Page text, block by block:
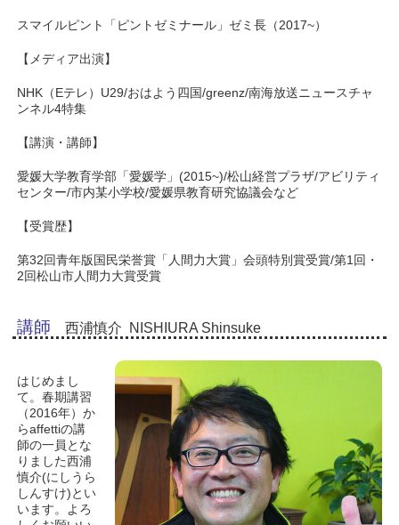
スマイルピント「ピントゼミナール」ゼミ長（2017~）
【メディア出演】
NHK（Eテレ）U29/おはよう四国/greenz/南海放送ニュースチャ
ンネル4特集
【講演・講師】
愛媛大学教育学部「愛媛学」(2015~)/松山経営プラザ/アビリティ
センター/市内某小学校/愛媛県教育研究協議会など
【受賞歴】
第32回青年版国民栄誉賞「人間力大賞」会頭特別賞受賞/第1回・
2回松山市人間力大賞受賞
講師 西浦慎介 NISHIURA Shinsuke
はじめまし
て。春期講習
（2016年）か
らaffettiの講
師の一員とな
りました西浦
慎介(にしうら
しんすけ)とい
います。よろ